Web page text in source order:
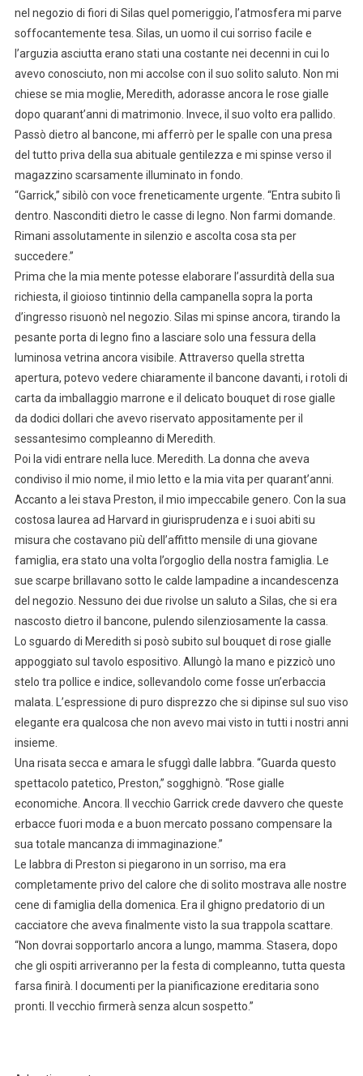
nel negozio di fiori di Silas quel pomeriggio, l’atmosfera mi parve
soffocantemente tesa. Silas, un uomo il cui sorriso facile e
l’arguzia asciutta erano stati una costante nei decenni in cui lo
avevo conosciuto, non mi accolse con il suo solito saluto. Non mi
chiese se mia moglie, Meredith, adorasse ancora le rose gialle
dopo quarant’anni di matrimonio. Invece, il suo volto era pallido.
Passò dietro al bancone, mi afferrò per le spalle con una presa
del tutto priva della sua abituale gentilezza e mi spinse verso il
magazzino scarsamente illuminato in fondo.
“Garrick,” sibilò con voce freneticamente urgente. “Entra subito lì
dentro. Nasconditi dietro le casse di legno. Non farmi domande.
Rimani assolutamente in silenzio e ascolta cosa sta per
succedere.”
Prima che la mia mente potesse elaborare l’assurdità della sua
richiesta, il gioioso tintinnio della campanella sopra la porta
d’ingresso risuonò nel negozio. Silas mi spinse ancora, tirando la
pesante porta di legno fino a lasciare solo una fessura della
luminosa vetrina ancora visibile. Attraverso quella stretta
apertura, potevo vedere chiaramente il bancone davanti, i rotoli di
carta da imballaggio marrone e il delicato bouquet di rose gialle
da dodici dollari che avevo riservato appositamente per il
sessantesimo compleanno di Meredith.
Poi la vidi entrare nella luce. Meredith. La donna che aveva
condiviso il mio nome, il mio letto e la mia vita per quarant’anni.
Accanto a lei stava Preston, il mio impeccabile genero. Con la sua
costosa laurea ad Harvard in giurisprudenza e i suoi abiti su
misura che costavano più dell’affitto mensile di una giovane
famiglia, era stato una volta l’orgoglio della nostra famiglia. Le
sue scarpe brillavano sotto le calde lampadine a incandescenza
del negozio. Nessuno dei due rivolse un saluto a Silas, che si era
nascosto dietro il bancone, pulendo silenziosamente la cassa.
Lo sguardo di Meredith si posò subito sul bouquet di rose gialle
appoggiato sul tavolo espositivo. Allungò la mano e pizzicò uno
stelo tra pollice e indice, sollevandolo come fosse un’erbaccia
malata. L’espressione di puro disprezzo che si dipinse sul suo viso
elegante era qualcosa che non avevo mai visto in tutti i nostri anni
insieme.
Una risata secca e amara le sfuggì dalle labbra. “Guarda questo
spettacolo patetico, Preston,” sogghignò. “Rose gialle
economiche. Ancora. Il vecchio Garrick crede davvero che queste
erbacce fuori moda e a buon mercato possano compensare la
sua totale mancanza di immaginazione.”
Le labbra di Preston si piegarono in un sorriso, ma era
completamente privo del calore che di solito mostrava alle nostre
cene di famiglia della domenica. Era il ghigno predatorio di un
cacciatore che aveva finalmente visto la sua trappola scattare.
“Non dovrai sopportarlo ancora a lungo, mamma. Stasera, dopo
che gli ospiti arriveranno per la festa di compleanno, tutta questa
farsa finirà. I documenti per la pianificazione ereditaria sono
pronti. Il vecchio firmerà senza alcun sospetto.”